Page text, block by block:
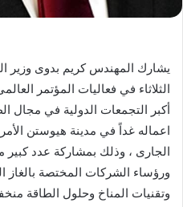
يشارك المهندس كريم بدوى وزير
أكبر التجمعات الدولية في مجال
الجارى ، وذلك بمشاركة عدد كبير
ورؤساء الشركات المختصة بالغاز
وتقنيات المناخ وحلول الطاقة